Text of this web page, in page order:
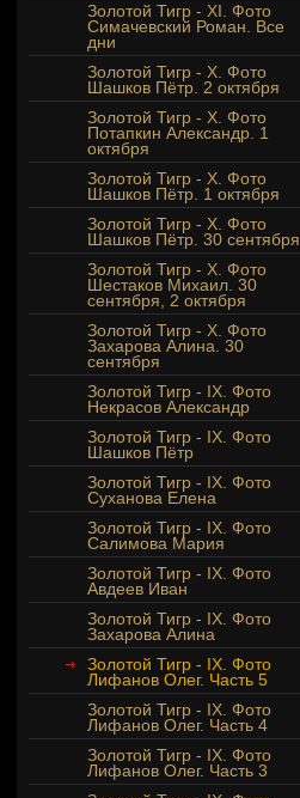
Золотой Тигр - XI. Фото
Симачевский Роман. Все
дни
Золотой Тигр - Х. Фото
Шашков Пётр. 2 октября
Золотой Тигр - Х. Фото
Потапкин Александр. 1
октября
Золотой Тигр - Х. Фото
Шашков Пётр. 1 октября
Золотой Тигр - Х. Фото
Шашков Пётр. 30 сентября
Золотой Тигр - Х. Фото
Шестаков Михаил. 30
сентября, 2 октября
Золотой Тигр - X. Фото
Захарова Алина. 30
сентября
Золотой Тигр - IX. Фото
Некрасов Александр
Золотой Тигр - IX. Фото
Шашков Пётр
Золотой Тигр - IX. Фото
Суханова Елена
Золотой Тигр - IX. Фото
Салимова Мария
Золотой Тигр - IX. Фото
Авдеев Иван
Золотой Тигр - IX. Фото
Захарова Алина
Золотой Тигр - IX. Фото
Лифанов Олег. Часть 5
Золотой Тигр - IX. Фото
Лифанов Олег. Часть 4
Золотой Тигр - IX. Фото
Лифанов Олег. Часть 3